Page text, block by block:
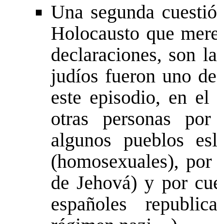
Una segunda
Holocausto que
declaraciones, son
judíos fueron uno
este episodio, en
otras personas
algunos pueblos
(homosexuales),
de Jehová) y por
españoles